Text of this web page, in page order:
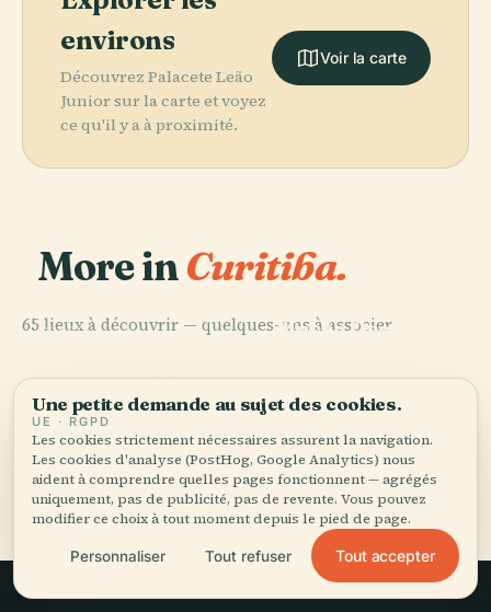
environs
Découvrez Palacete Leão
Junior sur la carte et voyez
ce qu'il y a à proximité.
Voir la carte
More inCuritiba.
65 lieux à découvrir — quelques-uns à associer.
PLACE
Musée Oscar
Place du Japon
PLACE
Liberté
Tous les 65 lieux de Curitiba
Une petite demande au sujet des cookies.
UE · RGPD
Les cookies strictement nécessaires assurent la navigation.
Les cookies d'analyse (PostHog, Google Analytics) nous
aident à comprendre quelles pages fonctionnent — agrégés
uniquement, pas de publicité, pas de revente. Vous pouvez
modifier ce choix à tout moment depuis le pied de page.
Personnaliser Tout refuser Tout accepter